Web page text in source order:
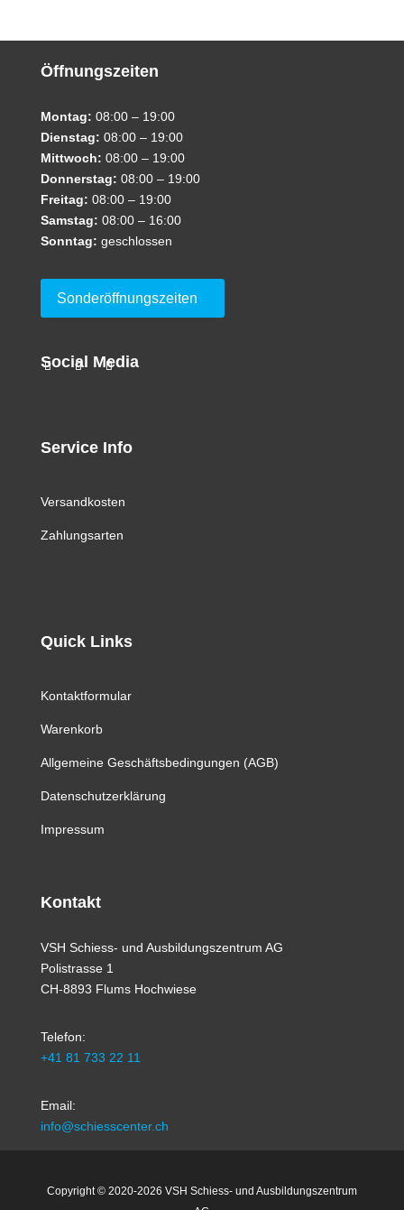
Öffnungszeiten
Montag: 08:00 – 19:00
Dienstag: 08:00 – 19:00
Mittwoch: 08:00 – 19:00
Donnerstag: 08:00 – 19:00
Freitag: 08:00 – 19:00
Samstag: 08:00 – 16:00
Sonntag: geschlossen
Sonderöffnungszeiten
Social Media
Service Info
Versandkosten
Zahlungsarten
Quick Links
Kontaktformular
Warenkorb
Allgemeine Geschäftsbedingungen (AGB)
Datenschutzerklärung
Impressum
Kontakt
VSH Schiess- und Ausbildungszentrum AG
Polistrasse 1
CH-8893 Flums Hochwiese
Telefon:
+41 81 733 22 11
Email:
info@schiesscenter.ch
Copyright © 2020-2026 VSH Schiess- und Ausbildungszentrum